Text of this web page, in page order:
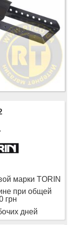
марки TORIN
при общей
грн
дней